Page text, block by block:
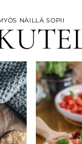
NÄILLÄ SOPII